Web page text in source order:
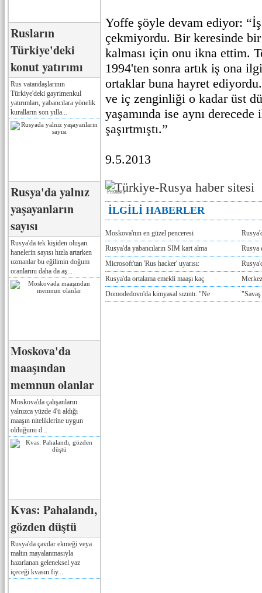
Rusların
Türkiye'deki
konut yatırımı
Rus vatandaşlarının
Türkiye'deki gayrimenkul
yatırımları, yabancılara yönelik
kuralların son yılla...
Rusya'da yalnız
yaşayanların
sayısı
Rusya'da tek kişiden oluşan
hanelerin sayısı hızla artarken
uzmanlar bu eğilimin doğum
oranlarını daha da aş...
Moskova'da
maaşından
memnun olanlar
Moskova'da çalışanların
yalnızca yüzde 4'ü aldığı
maaşın niteliklerine uygun
olduğunu d...
Kvas: Pahalandı,
gözden düştü
Rusya'da çavdar ekmeği veya
maltın mayalanmasıyla
hazırlanan geleneksel yaz
içeceği kvasın fiy...
Yoffe şöyle devam ediyor:
çekmiyordu. Bir keresinde bir
kalması için onu ikna ettim.
1994'ten sonra artık iş ona
ortaklar buna hayret
ve iç zenginliği o kadar üst
yaşamında ise aynı
şaşırtmıştı.”
9.5.2013
Реклама
İLGİLİ HABERLER
Moskova'nın en güzel penceresi
Rusya'da yabancıların SIM kart alma
Rusya
Microsoft'tan 'Rus hacker' uyarısı:
Rusya'da ortalama emekli maaşı kaç
Domodedovo'da kimyasal sızıntı: "Ne